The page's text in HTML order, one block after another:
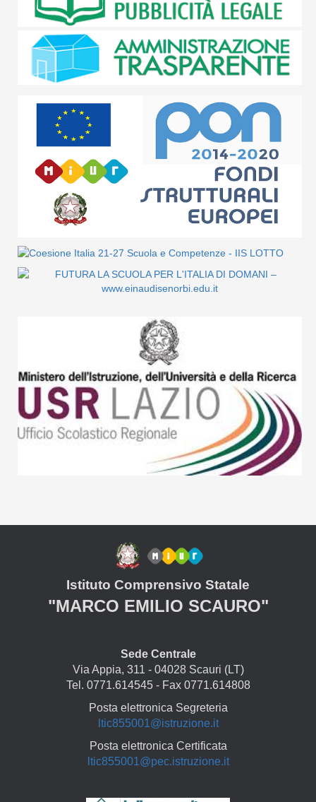
Istituto Comprensivo Statale
"MARCO EMILIO SCAURO"
Sede Centrale
Via Appia, 311 - 04028 Scauri (LT)
Tel. 0771.614545 - Fax 0771.614808
Posta elettronica Segreteria
ltic855001@istruzione.it
Posta elettronica Certificata
ltic855001@pec.istruzione.it